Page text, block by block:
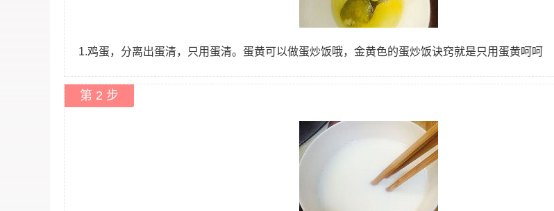
1.鸡蛋，分离出蛋清，只用蛋清。蛋黄可以做蛋炒饭哦，金黄色的蛋炒饭诀窍就是只用蛋黄呵呵
第 2 步